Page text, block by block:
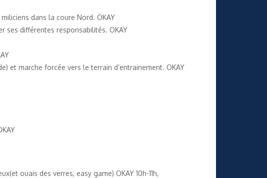
dans la coure Nord. OKAY
ses différentes responsabilités. OKAY
et marche forcée vers le terrain d’entrainement. OKAY
ouais des verres, easy game) OKAY 10h-11h,